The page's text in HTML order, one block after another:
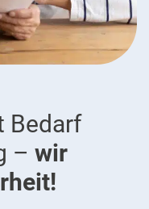
Bedarf
– wir